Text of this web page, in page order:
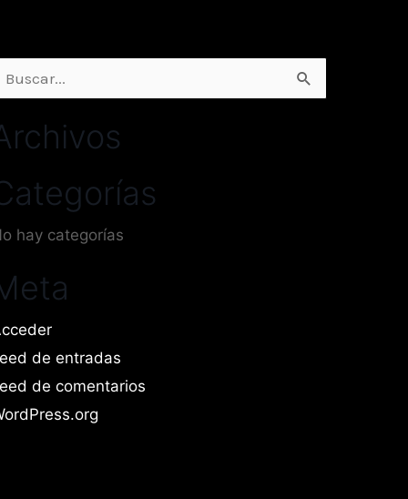
Buscar
hay categorías
de entradas
de comentarios